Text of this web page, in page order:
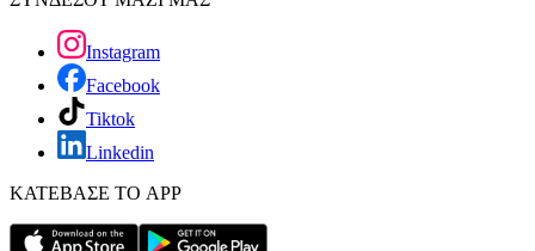
Instagram
Facebook
Tiktok
Linkedin
ΚΑΤΕΒΑΣΕ ΤΟ APP